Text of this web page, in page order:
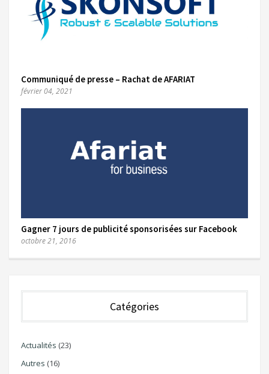
Communiqué de presse – Rachat de AFARIAT
février 04, 2021
Gagner 7 jours de publicité sponsorisées sur Facebook
octobre 21, 2016
Catégories
Actualités (23)
Autres (16)